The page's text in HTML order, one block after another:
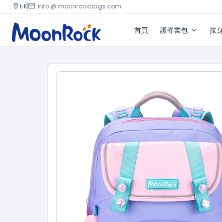
HK info @ moonrockbags.com
首頁 護脊書包 按